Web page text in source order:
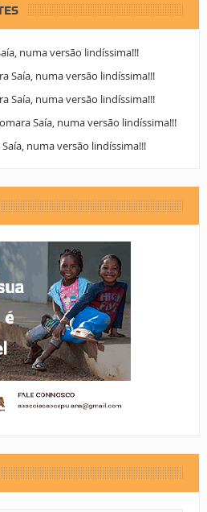
numa versão lindíssima!!!
Saía, numa versão lindíssima!!!
Saía, numa versão lindíssima!!!
Saía, numa versão lindíssima!!!
Saía, numa versão lindíssima!!!